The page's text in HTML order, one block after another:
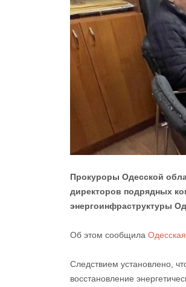
Прокуроры Одесской
директоров подрядных
энергоинфраструктуры
Об этом сообщила
Следствием установлено,
восстановление